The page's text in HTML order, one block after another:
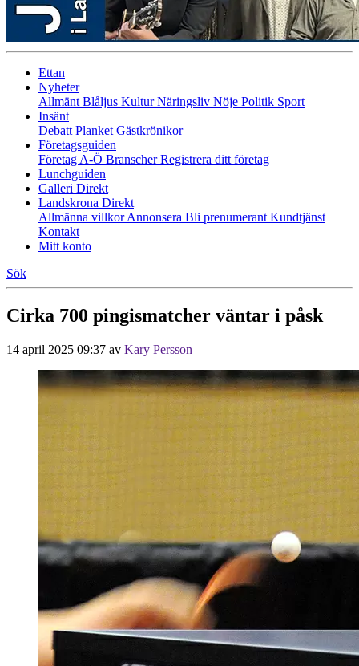
Ettan
Nyheter
Allmänt Blåljus KulturNäringsliv Nöje Politik Sport
Insänt
Debatt Planket Gästkrönikor
Företagsguiden
Företag A-Ö BranscherRegistrera ditt företag
Lunchguiden
Galleri Direkt
Landskrona Direkt
Allmänna villkorAnnonsera Bli prenumerant Kundtjänst
Kontakt
Mitt konto
Sök
Cirka 700 pingismatcher väntar i påsk
14 april 2025 09:37 av Kary Persson